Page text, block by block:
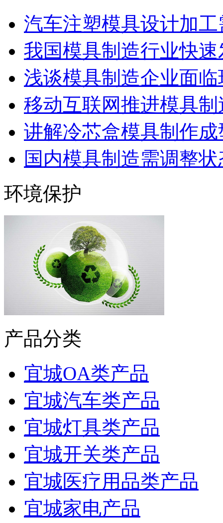
汽车注塑模具设计加
我国模具制造行业快
浅谈模具制造企业面
移动互联网推进模具
讲解冷芯盒模具制作
国内模具制造需调整
环境保护
产品分类
宜城OA类产品
宜城汽车类产品
宜城灯具类产品
宜城开关类产品
宜城医疗用品类产品
宜城家电产品